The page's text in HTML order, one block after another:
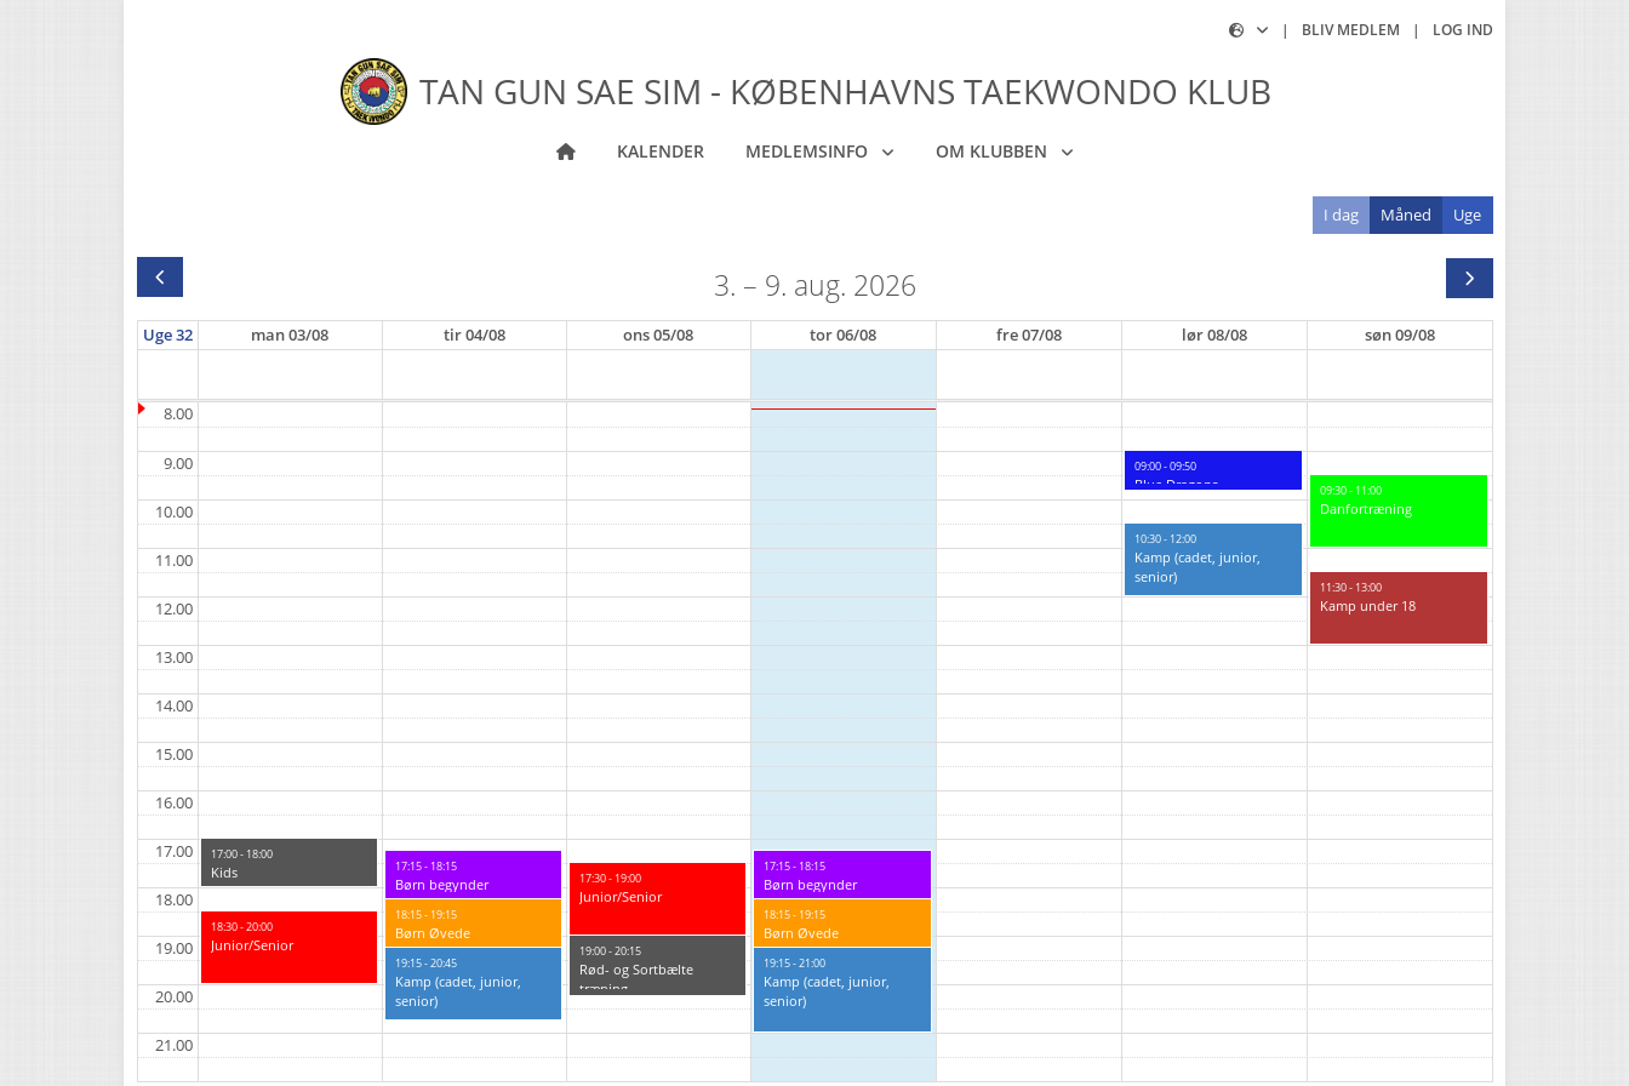
| BLIV MEDLEM | LOG IND
TAN GUN SAE SIM - KØBENHAVNS TAEKWONDO KLUB
KALENDER MEDLEMSINFO OM KLUBBEN
3. – 9. aug. 2026
I dag Måned Uge
Uge 32 man03/08 tir04/08 ons05/08 tor06/08 fre07/08 lør08/08 søn09/08
8.00
9.00
10.00
11.00
12.00
13.00
14.00
15.00
16.00
17.00
18.00
19.00
20.00
21.00
17:00 - 18:00
Kids
18:30 - 20:00
Junior/Senior
17:15 - 18:15
Børn begynder
18:15 - 19:15
Børn Øvede
19:15 - 20:45
Kamp (cadet, junior,
senior)
17:30 - 19:00
Junior/Senior
19:00 - 20:15
Rød- og Sortbælte
træning
17:15 - 18:15
Børn begynder
18:15 - 19:15
Børn Øvede
19:15 - 21:00
Kamp (cadet, junior,
senior)
09:00 - 09:50
Blue Dragons
10:30 - 12:00
Kamp (cadet, junior,
senior)
09:30 - 11:00
Danfortræning
11:30 - 13:00
Kamp under 18